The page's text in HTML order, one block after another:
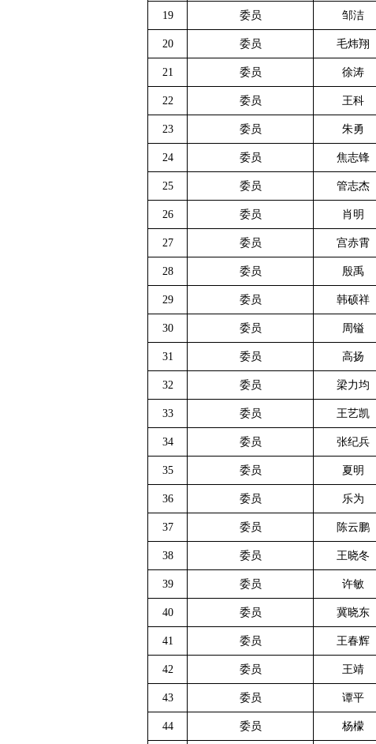
19 委员 邹洁
20 委员 毛炜翔
21 委员 徐涛
22 委员 王科
23 委员 朱勇
24 委员 焦志锋
25 委员 管志杰
26 委员 肖明
27 委员 宫赤霄
28 委员 殷禹
29 委员 韩硕祥
30 委员 周镒
31 委员 高扬
32 委员 梁力均
33 委员 王艺凯
34 委员 张纪兵
35 委员 夏明
36 委员 乐为
37 委员 陈云鹏
38 委员 王晓冬
39 委员 许敏
40 委员 冀晓东
41 委员 王春辉
42 委员 王靖
43 委员 谭平
44 委员 杨檬